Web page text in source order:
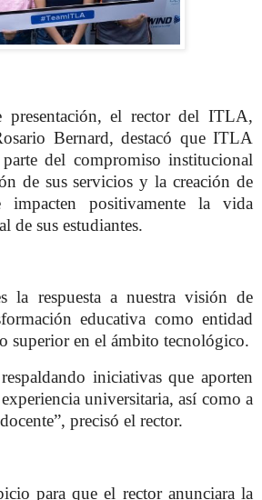
presentación, el rector del ITLA,
Bernard, destacó que ITLA
del compromiso institucional
de sus servicios y la creación de
impacten positivamente la vida
de sus estudiantes.
la respuesta a nuestra visión de
educativa como entidad
superior en el ámbito tecnológico.
iniciativas que aporten
universitaria, así como a
precisó el rector.
para que el rector anunciara la